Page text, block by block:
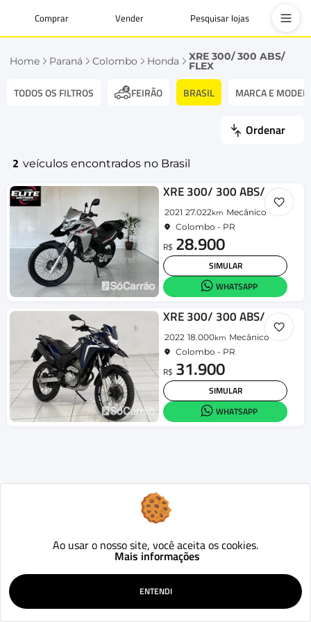
Comprar Vender Pesquisar lojas
Home Paraná Colombo Honda XRE 300/ 300 ABS/
FLEX
TODOS OS FILTROS FEIRÃO BRASIL MARCA E
Ordenar
2 veículos encontrados no Brasil
2021 27.022km Mecânico
Colombo - PR
R$ 28.900
SIMULAR
WHATSAPP
2022 18.000km Mecânico
Colombo - PR
R$ 31.900
SIMULAR
WHATSAPP
Ao usar o nosso site, você aceita os cookies.
Mais informações
ENTENDI